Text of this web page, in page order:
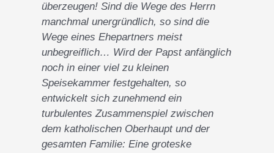
überzeugen! Sind die Wege des Herrn
manchmal unergründlich, so sind die
Wege eines Ehepartners meist
unbegreiflich… Wird der Papst anfänglich
noch in einer viel zu kleinen
Speisekammer festgehalten, so
entwickelt sich zunehmend ein
turbulentes Zusammenspiel zwischen
dem katholischen Oberhaupt und der
gesamten Familie: Eine groteske